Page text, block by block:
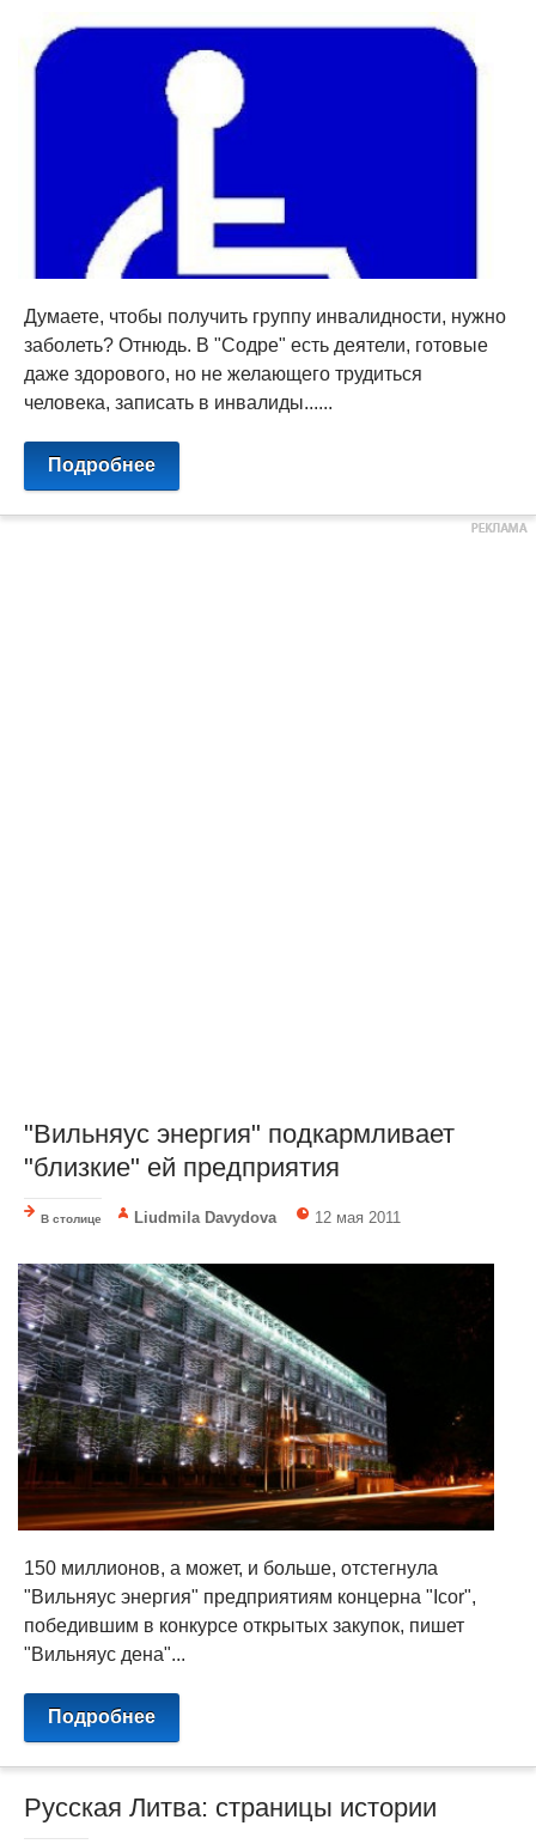
Думаете, чтобы получить группу инвалидности, нужно
заболеть? Отнюдь. В "Содре" есть деятели, готовые
даже здорового, но не желающего трудиться
человека, записать в инвалиды......
Подробнее
"Вильняус энергия" подкармливает
"близкие" ей предприятия
В столице Liudmila Davydova 12 мая 2011
150 миллионов, а может, и больше, отстегнула
"Вильняус энергия" предприятиям концерна "Icor",
победившим в конкурсе открытых закупок, пишет
"Вильняус дена"...
Подробнее
Русская Литва: страницы истории